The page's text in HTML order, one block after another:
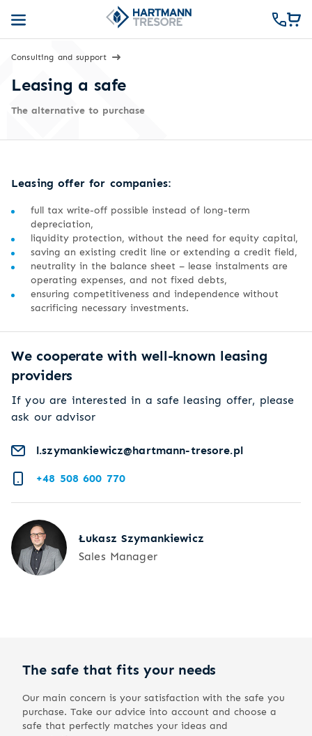
Consulting and support
Leasing a safe
The alternative to purchase
Leasing offer for companies:
full tax write-off possible instead of long-term
depreciation,
liquidity protection, without the need for equity capital,
saving an existing credit line or extending a credit field,
neutrality in the balance sheet – lease instalments are
operating expenses, and not fixed debts,
ensuring competitiveness and independence without
sacrificing necessary investments.
We cooperate with well-known leasing
providers
If you are interested in a safe leasing offer, please
ask our advisor
l.szymankiewicz@hartmann-tresore.pl
+48 508 600 770
Łukasz Szymankiewicz
Sales Manager
The safe that fits your needs
Our main concern is your satisfaction with the safe you
purchase. Take our advice into account and choose a
safe that perfectly matches your ideas and